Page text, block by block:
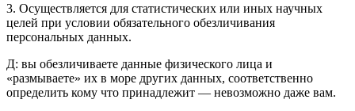
3. Осуществляется для статистических или иных научных
целей при условии обязательного обезличивания
персональных данных.
Д: вы обезличиваете данные физического лица и
«размываете» их в море других данных, соответственно
определить кому что принадлежит — невозможно даже вам.